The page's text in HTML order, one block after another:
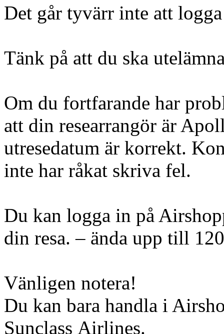
Det går tyvärr inte att
Tänk på att du ska
Om du fortfarande har
att din researrangör är
utresedatum är korrekt.
inte har råkat skriva fel.
Du kan logga in på
din resa. – ända upp till
Vänligen notera!
Du kan bara handla i
Sunclass Airlines.